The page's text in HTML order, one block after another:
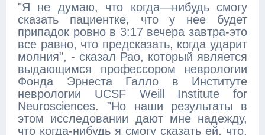
"Я не думаю, что когда—нибудь смогу
сказать пациентке, что у нее будет
припадок ровно в 3:17 вечера завтра-это
все равно, что предсказать, когда ударит
молния", - сказал Рао, который является
выдающимся профессором неврологии
Фонда Эрнеста Галло в Институте
неврологии UCSF Weill Institute for
Neurosciences. "Но наши результаты в
этом исследовании дают мне надежду,
что когда-нибудь я смогу сказать ей, что,